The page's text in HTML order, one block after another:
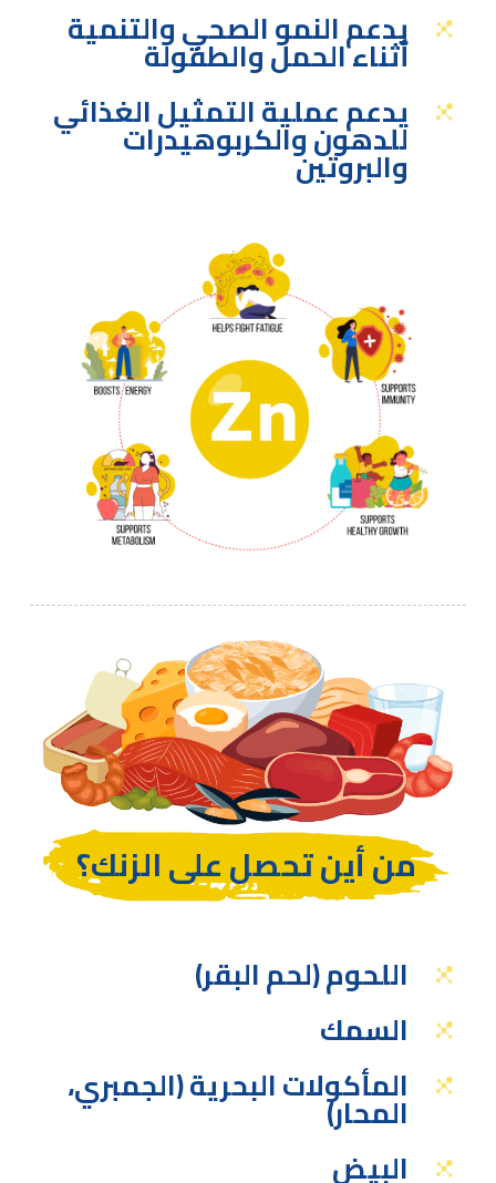
يدعم النمو الصحي والتنمية
أثناء الحمل والطفولة
يدعم عملية التمثيل الغذائي
للدهون والكربوهيدرات
والبروتين
من أين تحصل على الزنك؟
اللحوم (لحم البقر)
السمك
المأكولات البحرية (الجمبري،
المحار)
البيض